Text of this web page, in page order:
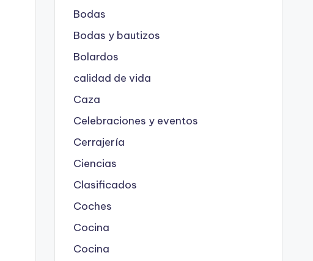
Bodas
Bodas y bautizos
Bolardos
calidad de vida
Caza
Celebraciones y eventos
Cerrajería
Ciencias
Clasificados
Coches
Cocina
Cocina